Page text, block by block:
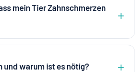
mein Tier Zahnschmerzen
und warum ist es nötig?